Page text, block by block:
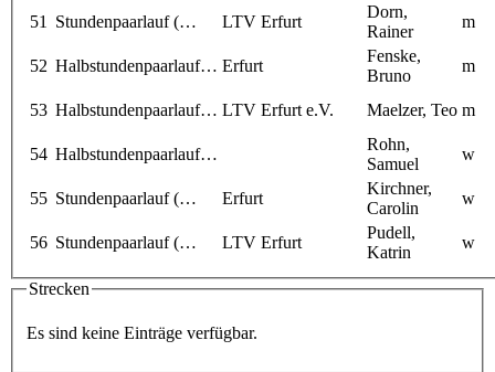
51 Stundenpaarlauf (… LTV Erfurt
Dorn,
Rainer
m
52 Halbstundenpaarlauf… Erfurt
Fenske,
Bruno
m
53 Halbstundenpaarlauf… LTV Erfurt e.V. Maelzer, Teo m
54 Halbstundenpaarlauf…
Rohn,
Samuel
w
55 Stundenpaarlauf (… Erfurt
Kirchner,
Carolin
w
56 Stundenpaarlauf (… LTV Erfurt
Pudell,
Katrin
w
Strecken
Es sind keine Einträge verfügbar.